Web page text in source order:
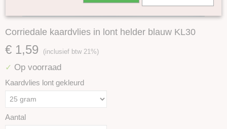
Corriedale kaardvlies in lont helder blauw KL30
€ 1,59 (inclusief btw 21%)
✓ Op voorraad
Kaardvlies lont gekleurd
Aantal